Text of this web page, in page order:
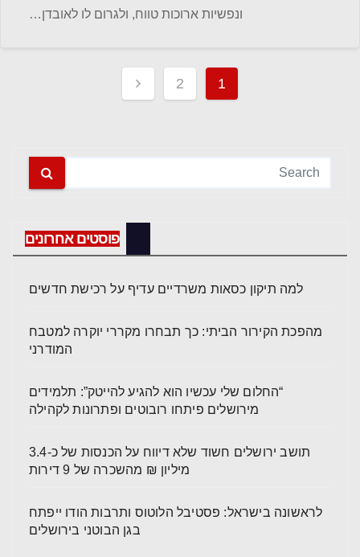
ונפשיות ארוכות טווח, ולגרום לו לאובדן…
Posts
pagination
1
2
פוסטים אחרונים
למה תיקון כסאות משרדיים עדיף על רכישת חדשים
מהפכת הקירור הביתי: כך תבחרו מקררי יוקרה למטבח
המודרני
“החלום שלי עכשיו הוא להגיע להייטק”: תלמידים
מירושלים פיתחו רובוטים ופתרונות לקהילה
תושב ירושלים חשוד שלא דיווח על הכנסות של כ-3.4
מיליון ₪ מהשכרה של 9 דירות
לראשונה בישראל: פסטיבל הלוטוס ותרבות הודו ייפתח
בגן הבוטני בירושלים